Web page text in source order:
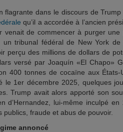
flagrante dans le discours de
qu’il a accordée à l’ancien
venait de commencer à purger
un tribunal fédéral de New York
perçu des millions de dollars de
versé par Joaquín «El Chapo»
400 tonnes de cocaïne aux
le 1er décembre 2025, quelques
Trump avait alors apporté son
d’Hernandez, lui-même inculpé en
publics, fraude et abus de pouvoir.
annoncé